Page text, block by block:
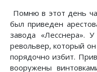
Помню в этот день
был приведен
завода «Лесснера».
револьвер, который
порядочно избит.
вооружены